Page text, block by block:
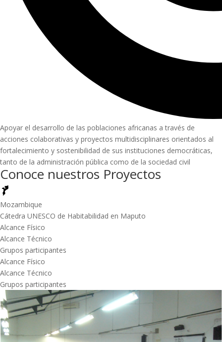
Apoyar el desarrollo de las poblaciones africanas a través de
acciones colaborativas y proyectos multidisciplinares orientados al
fortalecimiento y sostenibilidad de sus instituciones democráticas,
tanto de la administración pública como de la sociedad civil
Conoce nuestros Proyectos
Mozambique
Cátedra UNESCO de Habitabilidad en Maputo
Alcance Físico
Alcance Técnico
Grupos participantes
Alcance Físico
Alcance Técnico
Grupos participantes